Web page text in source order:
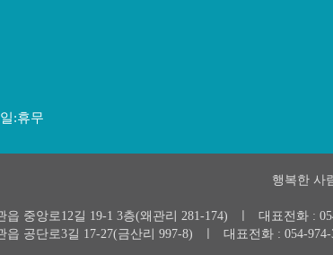
:휴무
행복한 사
중앙로12길 19-1 3층(왜관리 281-174) 대표전화 :
공단로3길 17-27(금산리 997-8)
대표전화 : 054-